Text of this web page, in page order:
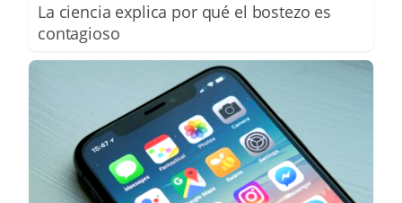
La ciencia explica por qué el bostezo es
contagioso